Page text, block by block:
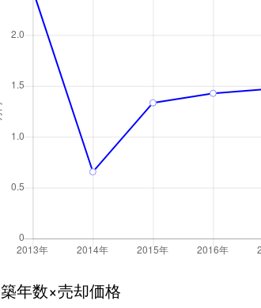
築年数×売却価格